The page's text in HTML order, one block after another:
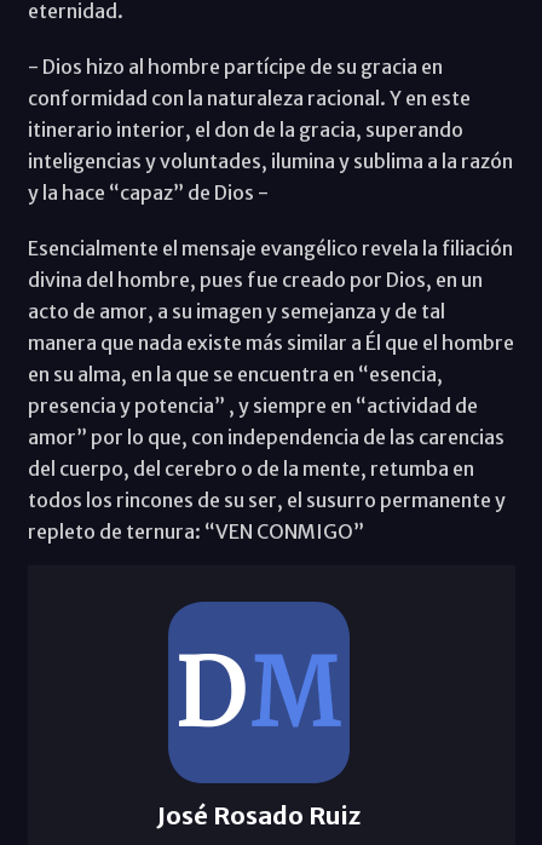
eternidad.
- Dios hizo al hombre partícipe de su gracia en
conformidad con la naturaleza racional. Y en este
itinerario interior, el don de la gracia, superando
inteligencias y voluntades, ilumina y sublima a la razón
y la hace “capaz” de Dios -
Esencialmente el mensaje evangélico revela la filiación
divina del hombre, pues fue creado por Dios, en un
acto de amor, a su imagen y semejanza y de tal
manera que nada existe más similar a Él que el hombre
en su alma, en la que se encuentra en “esencia,
presencia y potencia” , y siempre en “actividad de
amor” por lo que, con independencia de las carencias
del cuerpo, del cerebro o de la mente, retumba en
todos los rincones de su ser, el susurro permanente y
repleto de ternura: “VEN CONMIGO”
José Rosado Ruiz